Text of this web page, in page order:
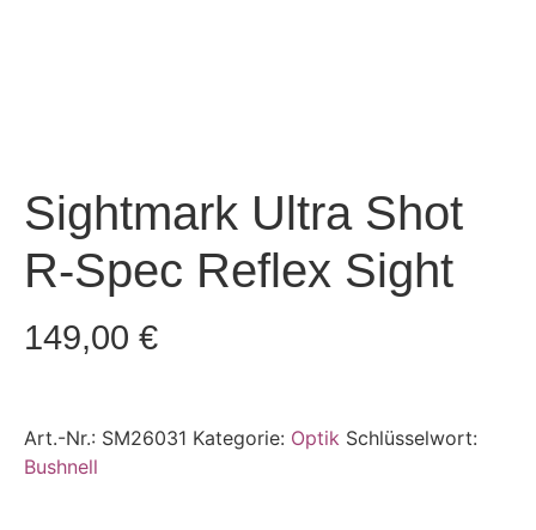
Sightmark Ultra Shot
R-Spec Reflex Sight
149,00 €
Art.-Nr.: SM26031 Kategorie: Optik Schlüsselwort:
Bushnell